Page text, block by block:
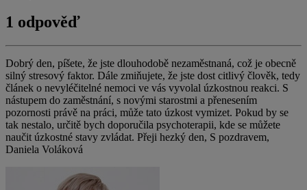
1 odpověď
Dobrý den, píšete, že jste dlouhodobě nezaměstnaná, což je obecně
silný stresový faktor. Dále zmiňujete, že jste dost citlivý člověk, tedy
článek o nevyléčitelné nemoci ve vás vyvolal úzkostnou reakci. S
nástupem do zaměstnání, s novými starostmi a přenesením
pozornosti právě na práci, může tato úzkost vymizet. Pokud by se
tak nestalo, určitě bych doporučila psychoterapii, kde se můžete
naučit úzkostné stavy zvládat. Přeji hezký den, S pozdravem,
Daniela Voláková